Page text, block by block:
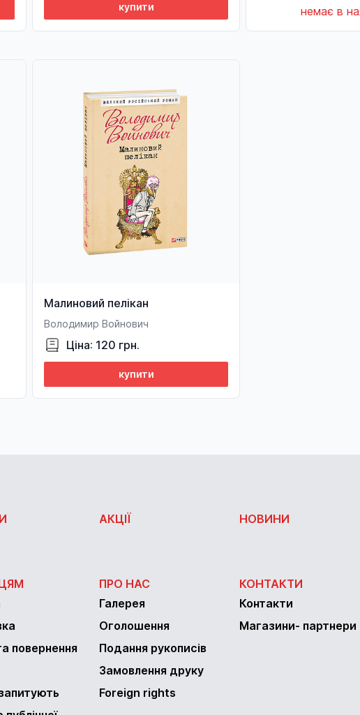
купити немає в
Малиновий пелікан
Володимир Войнович
Ціна: 120 грн.
купити
АКЦІЇ НОВИНИ
повернення
ПРО НАС
Галерея
Оголошення
Подання рукописів
Замовлення друку
Foreign rights
КОНТАКТИ
Контакти
Магазини- партнери